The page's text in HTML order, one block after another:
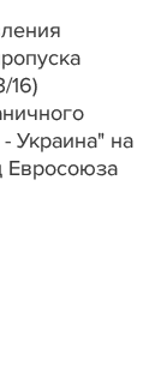
16)
Украина" на
Евросоюза